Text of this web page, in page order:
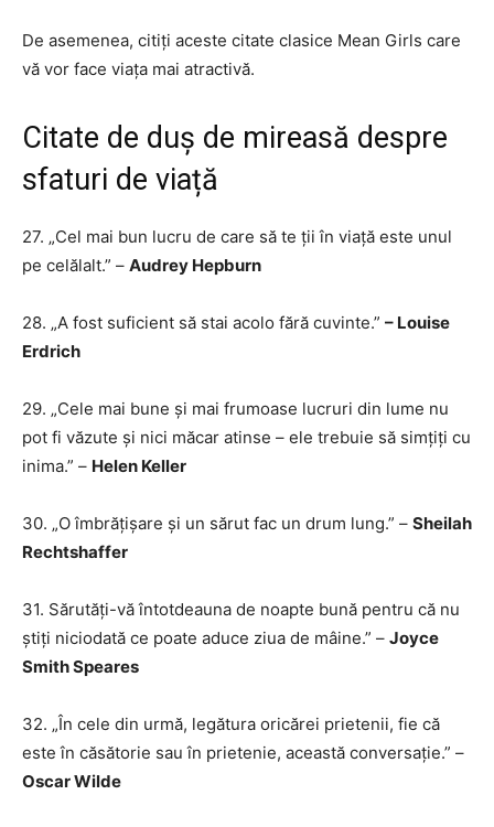
De asemenea, citiți aceste citate clasice Mean Girls care
vă vor face viața mai atractivă.
Citate de duș de mireasă despre
sfaturi de viață
27. „Cel mai bun lucru de care să te ții în viață este unul
pe celălalt.” – Audrey Hepburn
28. „A fost suficient să stai acolo fără cuvinte.” – Louise
Erdrich
29. „Cele mai bune și mai frumoase lucruri din lume nu
pot fi văzute și nici măcar atinse – ele trebuie să simțiți cu
inima.” – Helen Keller
30. „O îmbrățișare și un sărut fac un drum lung.” – Sheilah
Rechtshaffer
31. Sărutăți-vă întotdeauna de noapte bună pentru că nu
știți niciodată ce poate aduce ziua de mâine.” – Joyce
Smith Speares
32. „În cele din urmă, legătura oricărei prietenii, fie că
este în căsătorie sau în prietenie, această conversație.” –
Oscar Wilde